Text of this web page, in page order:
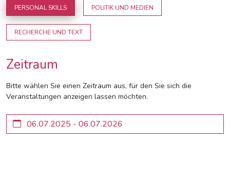
PERSONAL SKILLS POLITIK UND MEDIEN
RECHERCHE UND TEXT
Zeitraum
Bitte wählen Sie einen Zeitraum aus, für den Sie sich die
Veranstaltungen anzeigen lassen möchten.